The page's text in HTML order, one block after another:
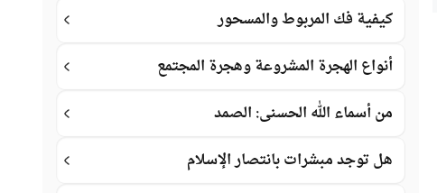
كيفية فك المربوط والمسحور
أنواع الهجرة المشروعة وهجرة المجتمع
من أسماء الله الحسنى: الصمد
هل توجد مبشرات بانتصار الإسلام